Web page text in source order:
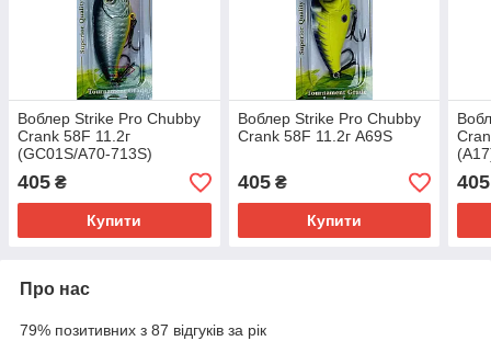
Воблер Strike Pro Chubby
Crank 58F 11.2г
(GC01S/A70-713S)
405 ₴
Купити
Воблер Strike Pro Chubby
Crank 58F 11.2г A69S
405₴
Купити
405
Про нас
79% позитивних з 87 відгуків за рік